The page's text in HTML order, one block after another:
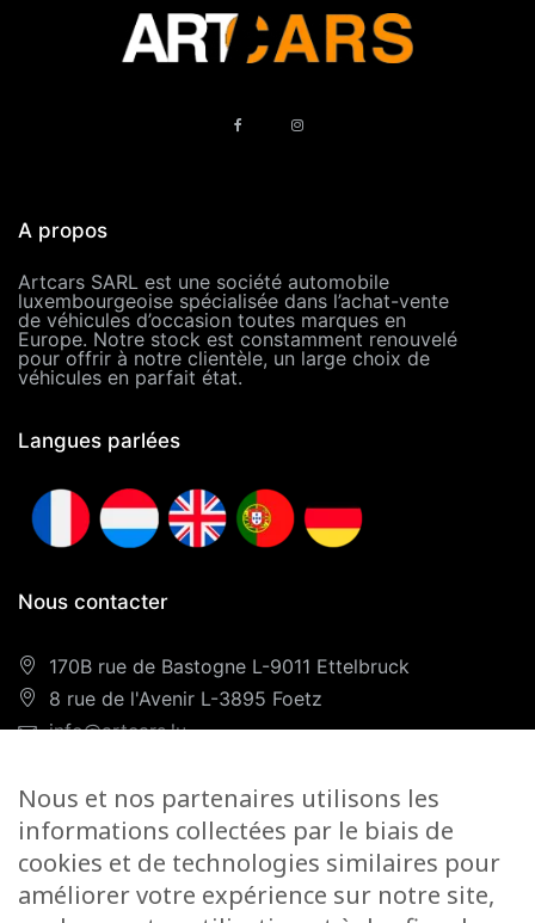
A propos
Artcars SARL est une société automobile
luxembourgeoise spécialisée dans l’achat-vente
de véhicules d’occasion toutes marques en
Europe. Notre stock est constamment renouvelé
pour offrir à notre clientèle, un large choix de
véhicules en parfait état.
Langues parlées
Nous contacter
170B rue de Bastogne L-9011 Ettelbruck
8 rue de l'Avenir L-3895 Foetz
info@artcars.lu
GSM : +352 661 701 701
Nos horaires
Lundi-Vendredi :9H00/12H00 & 13H00/18H00
Nous et nos partenaires utilisons les
informations collectées par le biais de
cookies et de technologies similaires pour
améliorer votre expérience sur notre site,